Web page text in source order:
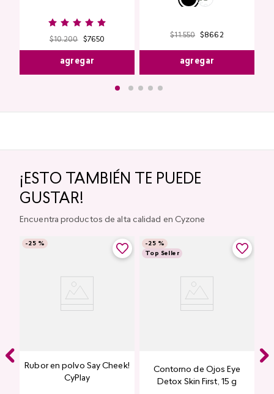
$10.200 $7650
agregar
$11.550 $8662
agregar
¡ESTO TAMBIÉN TE PUEDE
GUSTAR!
Encuentra productos de alta calidad en Cyzone
-25 %
Rubor en polvo Say Cheek!
CyPlay
-25 %
Top Seller
Contorno de Ojos Eye
Detox Skin First, 15 g